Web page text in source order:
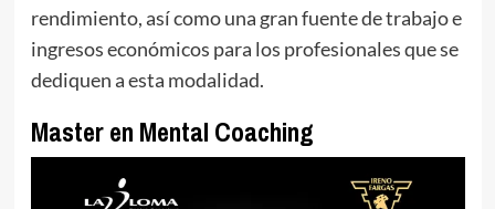
rendimiento, así como una gran fuente de trabajo e
ingresos económicos para los profesionales que se
dediquen a esta modalidad.
Master en Mental Coaching